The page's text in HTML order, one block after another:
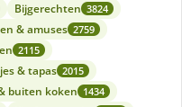
Bijgerechten 3824
& amuses 2759
2115
& tapas 2015
buiten koken 1434